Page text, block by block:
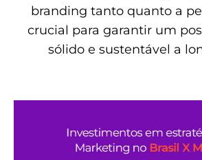
branding tanto quanto a
crucial para garantir um
sólido e sustentável a